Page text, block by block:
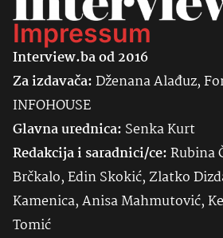
Impressum
Interview.ba od 2016
Za izdavača:Dženana Alađuz,
INFOHOUSE
Glavna urednica: SenkaKurt
Redakcija i saradnici/ce:Rubina
Brčkalo, Edin Skokić, Zlatko
Kamenica, Anisa Mahmutović,
Tomić